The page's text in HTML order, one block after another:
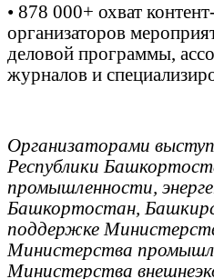
• 878 000+ охват
организаторов
деловой программы,
журналов и
Организаторами
Республики
промышленности,
Башкортостан,
поддержке
Министерства
Министерства